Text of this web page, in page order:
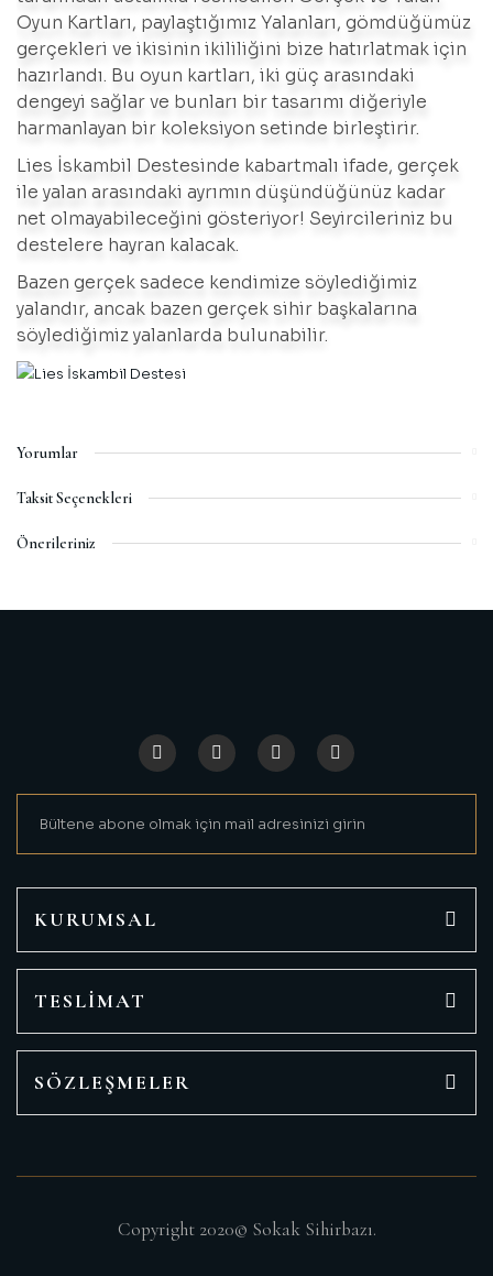
Oyun Kartları, paylaştığımız Yalanları, gömdüğümüz
gerçekleri ve ikisinin ikililiğini bize hatırlatmak için
hazırlandı. Bu oyun kartları, iki güç arasındaki
dengeyi sağlar ve bunları bir tasarımı diğeriyle
harmanlayan bir koleksiyon setinde birleştirir.
Lies İskambil Destesinde kabartmalı ifade, gerçek
ile yalan arasındaki ayrımın düşündüğünüz kadar
net olmayabileceğini gösteriyor! Seyircileriniz bu
destelere hayran kalacak.
Bazen gerçek sadece kendimize söylediğimiz
yalandır, ancak bazen gerçek sihir başkalarına
söylediğimiz yalanlarda bulunabilir.
Yorumlar
Taksit Seçenekleri
Önerileriniz
Ürün açıklamasında eksik bilgiler bulunuyor.
Ürün bilgilerinde hatalar bulunuyor.
KURUMSAL
TESLİMAT
SÖZLEŞMELER
Copyright 2020© Sokak Sihirbazı.